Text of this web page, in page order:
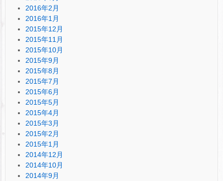
2016年2月
2016年1月
2015年12月
2015年11月
2015年10月
2015年9月
2015年8月
2015年7月
2015年6月
2015年5月
2015年4月
2015年3月
2015年2月
2015年1月
2014年12月
2014年10月
2014年9月